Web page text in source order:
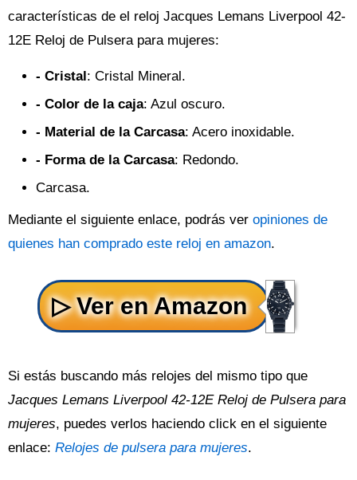
características de el reloj Jacques Lemans Liverpool 42-
12E Reloj de Pulsera para mujeres:
- Cristal: Cristal Mineral.
- Color de la caja: Azul oscuro.
- Material de la Carcasa: Acero inoxidable.
- Forma de la Carcasa: Redondo.
Carcasa.
Mediante el siguiente enlace, podrás ver opiniones de
quienes han comprado este reloj en amazon.
Si estás buscando más relojes del mismo tipo que
Jacques Lemans Liverpool 42-12E Reloj de Pulsera para
mujeres, puedes verlos haciendo click en el siguiente
enlace: Relojes de pulsera para mujeres.